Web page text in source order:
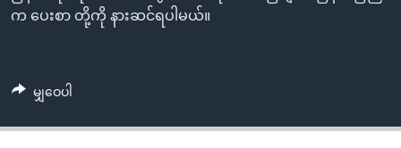
ကျော်
က ပေးစာ တို့ကို နားဆင်ရပါမယ်။
မျှဝေပါ